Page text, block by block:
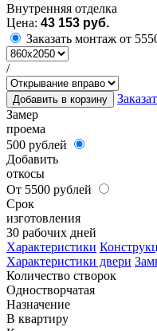
Внутренняя отделка
Цена: 43 153 руб.
Заказать монтаж от
/
Добавить в корзину
Замер
проема
500 рублей
Добавить
откосы
От 5500 рублей
Срок
изготовления
30 рабочих дней
Характеристики
Характеристики двери
Количество створок
Одностворчатая
Назначение
В квартиру